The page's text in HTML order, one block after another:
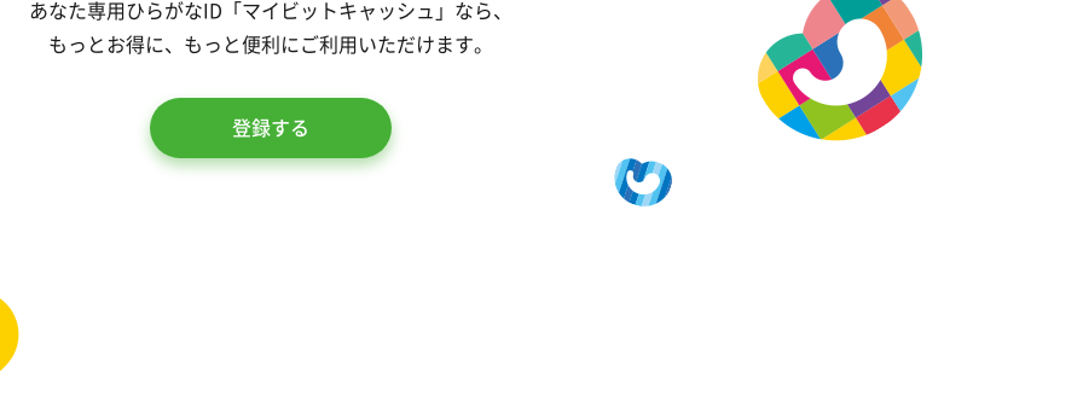
あなた専用ひらがなID「マイビットキャッシュ」なら、
もっとお得に、もっと便利にご利用いただけます。
登録する